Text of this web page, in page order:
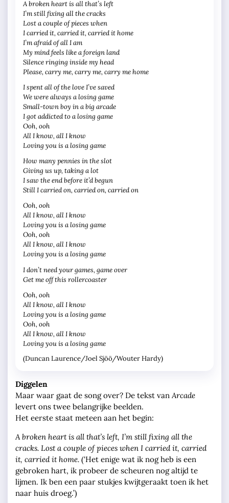
A broken heart is all that’s left
I’m still fixing all the cracks
Lost a couple of pieces when
I carried it, carried it, carried it home
I’m afraid of all I am
My mind feels like a foreign land
Silence ringing inside my head
Please, carry me, carry me, carry me home
I spent all of the love I’ve saved
We were always a losing game
Small-town boy in a big arcade
I got addicted to a losing game
Ooh, ooh
All I know, all I know
Loving you is a losing game
How many pennies in the slot
Giving us up, taking a lot
I saw the end before it’d begun
Still I carried on, carried on, carried on
Ooh, ooh
All I know, all I know
Loving you is a losing game
Ooh, ooh
All I know, all I know
Loving you is a losing game
I don’t need your games, game over
Get me off this rollercoaster
Ooh, ooh
All I know, all I know
Loving you is a losing game
Ooh, ooh
All I know, all I know
Loving you is a losing game
(Duncan Laurence/Joel Sjöö/Wouter Hardy)
Diggelen
Maar waar gaat de song over? De tekst vanArcade
levert ons twee belangrijke beelden.
Het eerste staat meteen aan het begin:
A broken heart is all that’s left, I’m still fixing all the
cracks. Lost a couple of pieces when I carried it, carried
it, carried it home. (‘Het enige wat ik nog heb is een
gebroken hart, ik probeer de scheuren nog altijd te
lijmen. Ik ben een paar stukjes kwijtgeraakt toen ik het
naar huis droeg.’)